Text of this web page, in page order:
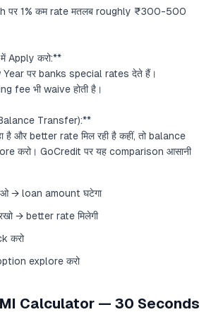
पर 1% कम rate मतलब roughly ₹300-500
Apply करो:**
पर banks special rates देते हैं।
fee भी waive होती है।
Transfer):**
है और better rate मिल रही है कहीं, तो balance
करो। GoCredit पर यह comparison आसानी
→ loan amount घटेगा
→ better rate मिलेगी
करो
explore करो
Calculator — 30 Seconds